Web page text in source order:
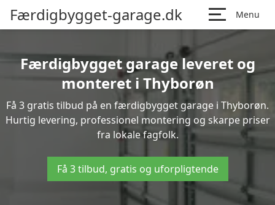
Færdigbygget-garage.dk Menu
Færdigbygget garage leveret og
monteret i Thyborøn
Få 3 gratis tilbud på en færdigbygget garage i Thyborøn.
Hurtig levering, professionel montering og skarpe priser
fra lokale fagfolk.
Få 3 tilbud, gratis og uforpligtende